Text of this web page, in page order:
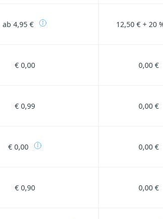
ab 4,95 € 12,50 € + 20
€ 0,00 0,00 €
€ 0,99 0,00 €
€ 0,00 0,00 €
€ 0,90 0,00 €